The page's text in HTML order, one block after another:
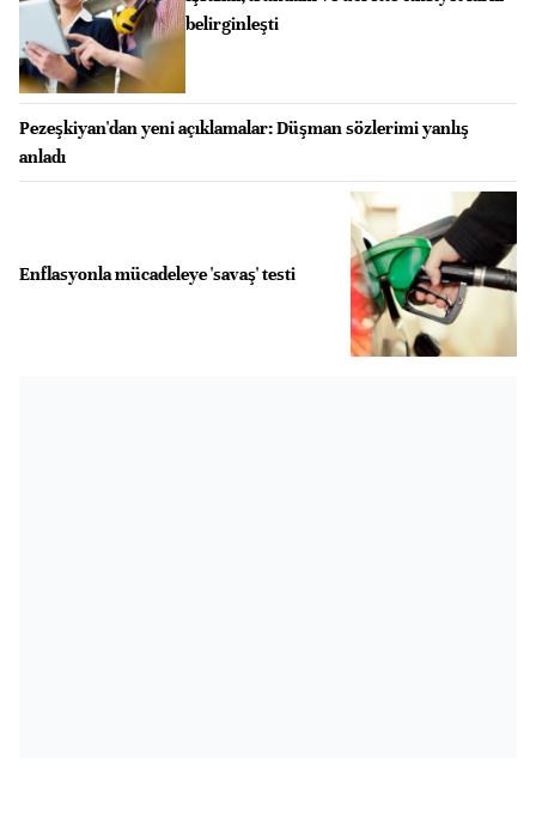
belirginleşti
Pezeşkiyan'dan yeni açıklamalar: Düşman sözlerimi yanlış
anladı
Enflasyonla mücadeleye 'savaş' testi